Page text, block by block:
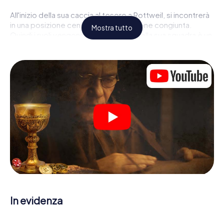
All'inizio della sua caccia al tesoro a Rottweil, si incontrerà
in una posizione centrale per una riunione congiunta.
Quindi i ruoli vengono distribuiti. Chi della sua squadra è un
caccia al tesoro a Rottweil c'è un ruolo adatto per ogni
giocatore.
Una volta assegnati i ruoli, può iniziare la caccia al tesoro
del thriller poliziesco a Rottweil: puoi decifrare codici
crittografati, risolvere complicati compiti logici e cercare
indizi, indizi in vari luoghi della città. Il suo smartphone è il
suo strumento di indagine più importante: la nostra app
web sviluppata appositamente le consente di interrogare
le persone di contatto ed esaminare stringhe
enigmatiche, la aiuta a raccogliere oggetti e la guida in
sicurezza per Rottweil.
Nel corso della caccia al tesoro a Rottweil, lei e il suo team
vi immergerete sempre più in profondità
Mostra tutto
In evidenza